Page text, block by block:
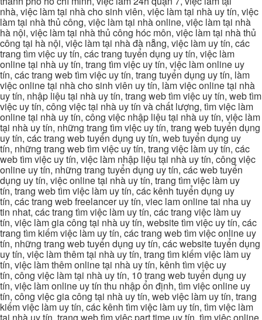
nhà, việc làm tại nhà cho sinh viên, việc làm tại nhà uy tín, việc
làm tại nhà thủ công, việc làm tại nhà online, việc làm tại nhà
hà nội, việc làm tại nhà thủ công hóc môn, việc làm tại nhà thủ
công tại hà nội, việc làm tại nhà đà nẵng, việc làm uy tín, các
trang tìm việc uy tín, các trang tuyển dụng uy tín, việc làm
online tại nhà uy tín, trang tìm việc uy tín, việc làm online uy
tín, các trang web tìm việc uy tín, trang tuyển dụng uy tín, làm
việc online tại nhà cho sinh viên uy tín, làm việc online tại nhà
uy tín, nhập liệu tại nhà uy tín, trang web tìm việc uy tín, web tìm
việc uy tín, công việc tại nhà uy tín và chất lượng, tìm việc làm
online tại nhà uy tín, công việc nhập liệu tại nhà uy tín, việc làm
tại nhà uy tín, những trang tìm việc uy tín, trang web tuyển dụng
uy tín, các trang web tuyển dụng uy tín, web tuyển dụng uy
tín, những trang web tìm việc uy tín, trang việc làm uy tín, các
web tìm việc uy tín, việc làm nhập liệu tại nhà uy tín, công việc
online uy tín, những trang tuyển dụng uy tín, các web tuyển
dụng uy tín, việc online tại nhà uy tín, trang tìm việc làm uy
tín, trang web tìm việc làm uy tín, các kênh tuyển dụng uy
tín, các trang web freelancer uy tín, viec lam online tai nha uy
tin nhat, các trang tìm việc làm uy tín, các trang việc làm uy
tín, việc làm gia công tại nhà uy tín, website tìm việc uy tín, các
trang tìm kiếm việc làm uy tín, các trang web tìm việc online uy
tín, những trang web tuyển dụng uy tín, các website tuyển dụng
uy tín, việc làm thêm tại nhà uy tín, trang tìm kiếm việc làm uy
tín, việc làm thêm online tại nhà uy tín, kênh tìm việc uy
tín, công việc làm tại nhà uy tín, 10 trang web tuyển dụng uy
tín, việc làm online uy tín thu nhập ổn định, tìm việc online uy
tín, công việc gia công tại nhà uy tín, web việc làm uy tín, trang
kiếm việc làm uy tín, các kênh tìm việc làm uy tín, tìm việc làm
tại nhà uy tín, trang web tìm việc part time uy tín, tìm việc online